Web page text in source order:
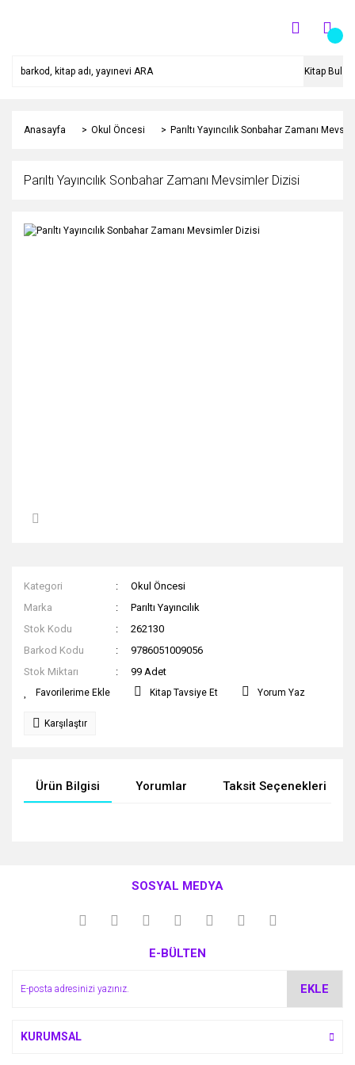
Kitap Bul
Anasayfa Okul Öncesi Parıltı Yayıncılık Sonbahar Zamanı
Parıltı Yayıncılık Sonbahar Zamanı Mevsimler Dizisi
Kategori
Okul Öncesi
Marka
Parıltı Yayıncılık
Stok Kodu
262130
Barkod Kodu
9786051009056
Stok Miktarı
99 Adet
Kitap Tavsiye Et Yorum Yaz
Karşılaştır
Ürün Bilgisi Yorumlar Taksit Seçenekleri
kullanarak tarafımıza iletebilirsiniz.
Görüş ve önerileriniz için teşekkür ederiz.
Ürün açıklamasında eksik bilgiler bulunuyor.
SOSYAL MEDYA
E-BÜLTEN
EKLE
KURUMSAL